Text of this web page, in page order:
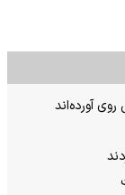
آورده‌اند